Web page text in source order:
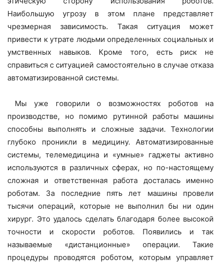
Наибольшую угрозу в этом плане представляет
чрезмерная зависимость. Такая ситуация может
привести к утрате людьми определенных социальных и
умственных навыков. Кроме того, есть риск не
справиться с ситуацией самостоятельно в случае отказа
автоматизированной системы.
Мы уже говорили о возможностях роботов на
производстве, но помимо рутинной работы машины
способны выполнять и сложные задачи. Технологии
глубоко проникли в медицину. Автоматизированные
системы, телемедицина и «умные» гаджеты активно
используются в различных сферах, но по-настоящему
сложная и ответственная работа досталась именно
роботам. За последние пять лет машины провели
тысячи операций, которые не выполнил бы ни один
хирург. Это удалось сделать благодаря более высокой
точности и скорости роботов. Появились и так
называемые «дистанционные» операции. Такие
процедуры проводятся роботом, которым управляет